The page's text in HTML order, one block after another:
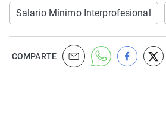
Salario Mínimo Interprofesional
COMPARTE